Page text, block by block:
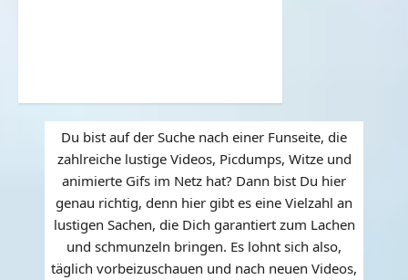
Du bist auf der Suche nach einer Funseite, die
zahlreiche lustige Videos, Picdumps, Witze und
animierte Gifs im Netz hat? Dann bist Du hier
genau richtig, denn hier gibt es eine Vielzahl an
lustigen Sachen, die Dich garantiert zum Lachen
und schmunzeln bringen. Es lohnt sich also,
täglich vorbeizuschauen und nach neuen Videos,